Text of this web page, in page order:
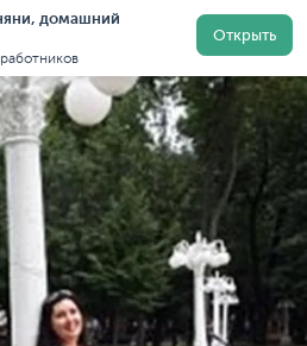
домашний
Открыть
в Московской области Няни